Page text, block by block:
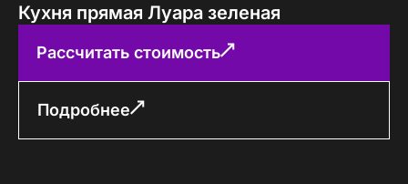
Кухня прямая Луара зеленая
Рассчитать стоимость
Подробнее